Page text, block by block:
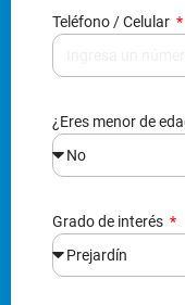
Teléfono / Celular
¿Eres menor de
Grado de interés